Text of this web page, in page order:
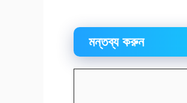
মন্তব্য করুন